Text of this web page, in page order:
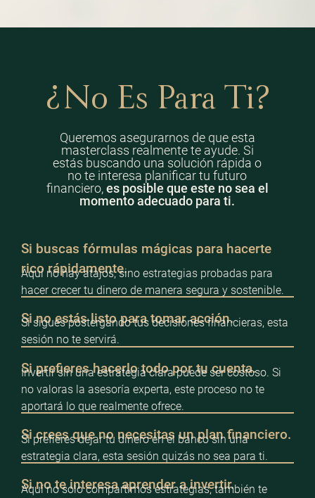
¿No Es Para Ti?
Queremos asegurarnos de que esta
masterclass realmente te ayude. Si
estás buscando una solución rápida o
no te interesa planificar tu futuro
financiero,es posible que este no sea el
momento adecuado para ti.
Si buscas fórmulas mágicas para hacerte
rico rápidamente.
Aquí no hay atajos, sino estrategias probadas para
hacer crecer tu dinero de manera segura y sostenible.
Si no estás listo para tomar acción.
Si sigues postergando tus decisiones financieras, esta
sesión no te servirá.
Si prefieres hacerlo todo por tu cuenta.
Invertir sin una estrategia clara puede ser costoso. Si
no valoras la asesoría experta, este proceso no te
aportará lo que realmente ofrece.
Si crees que no necesitas un plan financiero.
Si prefieres dejar tu dinero en el banco sin una
estrategia clara, esta sesión quizás no sea para ti.
Si no te interesa aprender a invertir.
Aquí no solo compartimos estrategias, también te